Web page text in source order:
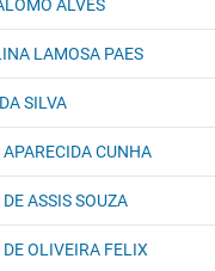
ALVES
LAMOSA PAES
SILVA
CUNHA
ASSIS SOUZA
OLIVEIRA FELIX